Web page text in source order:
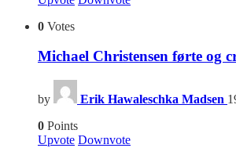
0 Votes
Michael Christensen førte og
by Erik Hawaleschka Madsen
0 Points
Upvote Downvote